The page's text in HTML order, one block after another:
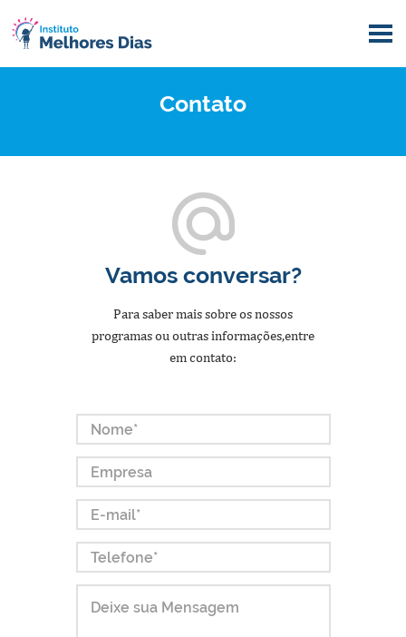
Contato
Vamos conversar?
Para saber mais sobre os nossos
programas ou outras informações,entre
em contato: